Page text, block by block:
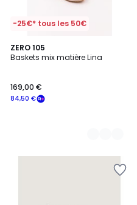
-25€* tous les 50€
ZERO 105
Baskets mix matière Lina
84,50 €
169,00 €
3
Couleurs